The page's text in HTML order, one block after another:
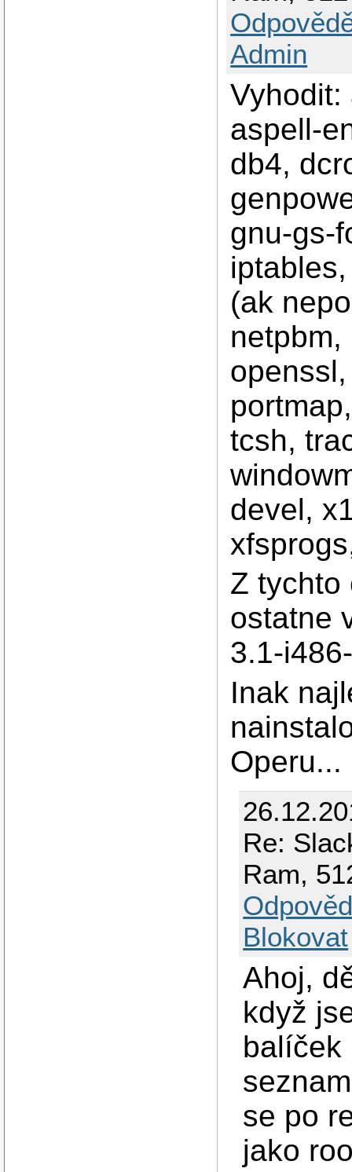
Admin
Vyhodit:
aspell-
db4,
gnu-gs-
(ak
netpbm,
tcsh,
devel,
Z tychto
ostatne
3.1-
Inak
Operu...
Re:
Ram,
Blokovat
Ahoj,
když
balíček
se po
jako